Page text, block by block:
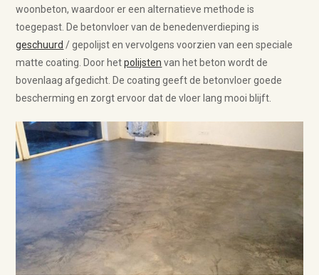
woonbeton, waardoor er een alternatieve methode is
toegepast. De betonvloer van de benedenverdieping is
geschuurd / gepolijst en vervolgens voorzien van een speciale
matte coating. Door hetpolijsten van het beton wordt de
bovenlaag afgedicht. De coating geeft de betonvloer goede
bescherming en zorgt ervoor dat de vloer lang mooi blijft.